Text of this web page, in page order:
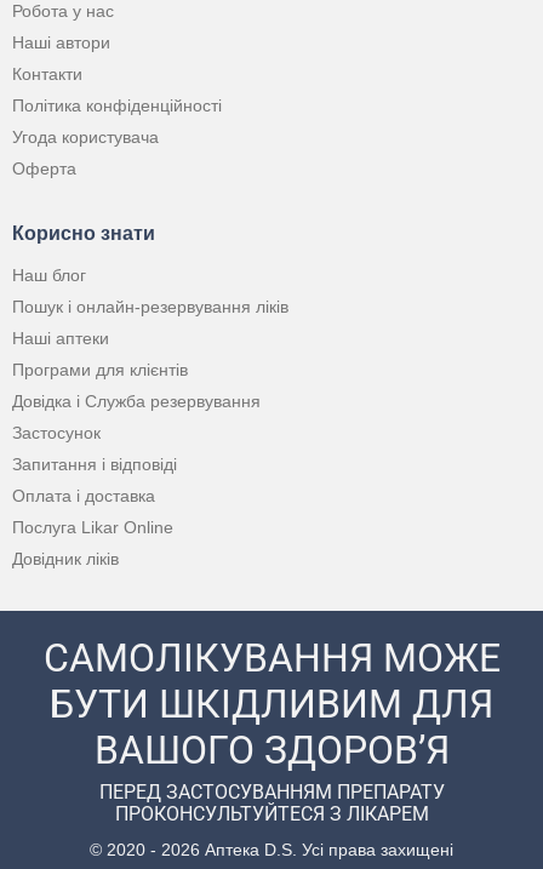
Робота у нас
Наші автори
Контакти
Політика конфіденційності
Угода користувача
Оферта
Корисно знати
Наш блог
Пошук і онлайн-резервування ліків
Наші аптеки
Програми для клієнтів
Довідка і Служба резервування
Застосунок
Запитання і відповіді
Оплата і доставка
Послуга Likar Online
Довідник ліків
САМОЛІКУВАННЯ МОЖЕ
БУТИ ШКІДЛИВИМ ДЛЯ
ВАШОГО ЗДОРОВ’Я
ПЕРЕД ЗАСТОСУВАННЯМ ПРЕПАРАТУ
ПРОКОНСУЛЬТУЙТЕСЯ З ЛІКАРЕМ
© 2020 - 2026 Аптека D.S. Усі права захищені